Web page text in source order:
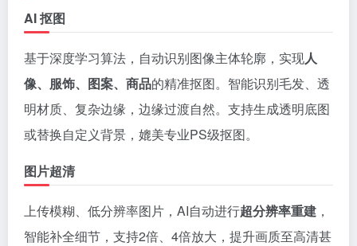
AI 抠图
基于深度学习算法，自动识别图像主体轮廓，实现人
像、服饰、图案、商品的精准抠图。智能识别毛发、透
明材质、复杂边缘，边缘过渡自然。支持生成透明底图
或替换自定义背景，媲美专业PS级抠图。
图片超清
上传模糊、低分辨率图片，AI自动进行超分辨率重建 ，
智能补全细节，支持2倍、4倍放大，提升画质至高清甚